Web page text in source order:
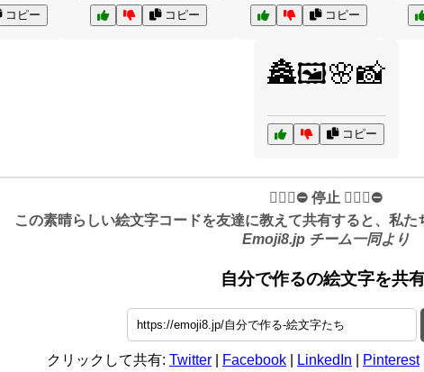
コピー コピー コピー
🏯🖼️🌸📸
コピー
✋🏻🛑⛔️ 停止 ✋🏻🛑⛔️
この素晴らしい絵文字コードを友達に教えて共有すると、私
Emoji8.jp チーム一同より
自分で作るの絵文字を共
クリックして共有: Twitter Facebook LinkedIn Pinterest|